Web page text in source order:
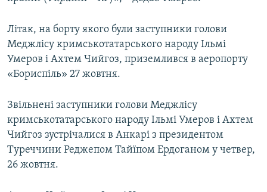
Літак, на борту якого були заступники голови
Меджлісу кримськотатарського народу Ільмі
Умеров і Ахтем Чийгоз, приземлився в аеропорту
«Бориспіль» 27 жовтня.
Звільнені заступники голови Меджлісу
кримськотатарського народу Ільмі Умеров і Ахтем
Чийгоз зустрічалися в Анкарі з президентом
Туреччини Реджепом Тайїпом Ердоганом у четвер,
26 жовтня.